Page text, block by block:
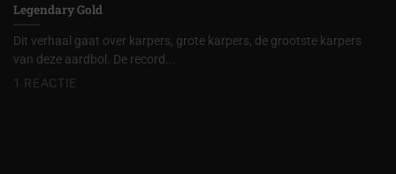
Legendary Gold
Dit verhaal gaat over karpers, grote karpers, de grootste karpers
van deze aardbol. De record...
1 REACTIE